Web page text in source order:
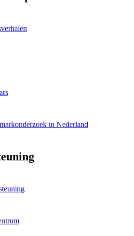
in Nederland